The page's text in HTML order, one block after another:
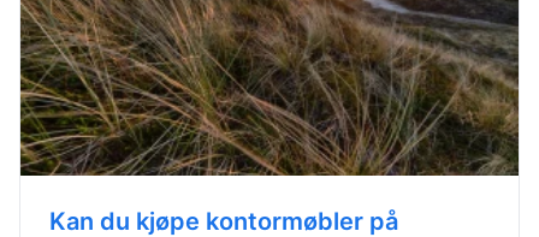
Kan du kjøpe kontormøbler på